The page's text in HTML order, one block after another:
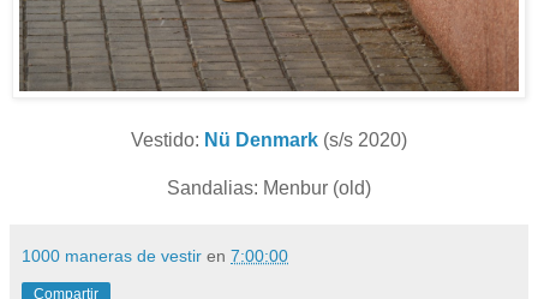
Vestido: Nü Denmark (s/s 2020)
Sandalias: Menbur (old)
1000 maneras de vestir en 7:00:00
Compartir